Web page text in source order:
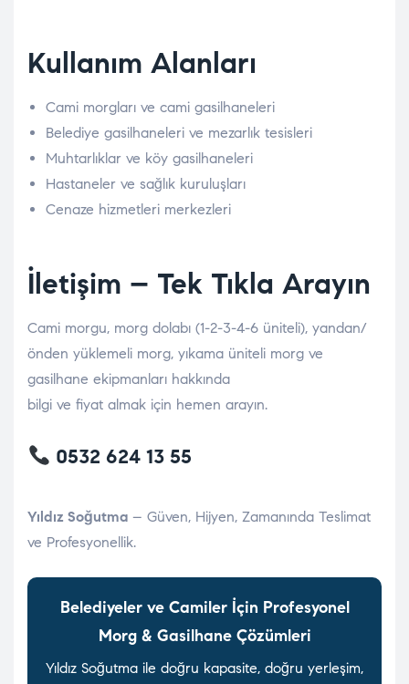
Kullanım Alanları
Cami morgları ve cami gasilhaneleri
Belediye gasilhaneleri ve mezarlık tesisleri
Muhtarlıklar ve köy gasilhaneleri
Hastaneler ve sağlık kuruluşları
Cenaze hizmetleri merkezleri
İletişim – Tek Tıkla Arayın
Cami morgu, morg dolabı (1-2-3-4-6 üniteli), yandan/
önden yüklemeli morg, yıkama üniteli morg ve
gasilhane ekipmanları hakkında
bilgi ve fiyat almak için hemen arayın.
0532 624 13 55
Yıldız Soğutma – Güven, Hijyen, Zamanında Teslimat
ve Profesyonellik.
Belediyeler ve Camiler İçin Profesyonel
Morg & Gasilhane Çözümleri
Yıldız Soğutma ile doğru kapasite, doğru yerleşim,